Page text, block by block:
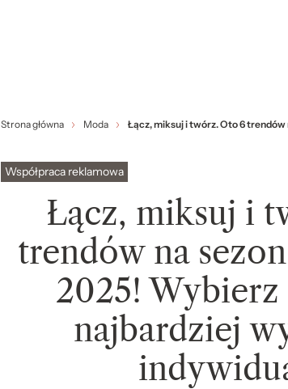
Strona główna Moda Łącz, miksuj i twórz. Oto 6
Współpraca reklamowa
Łącz, miksuj i
trendów na
2025!
najbardziej